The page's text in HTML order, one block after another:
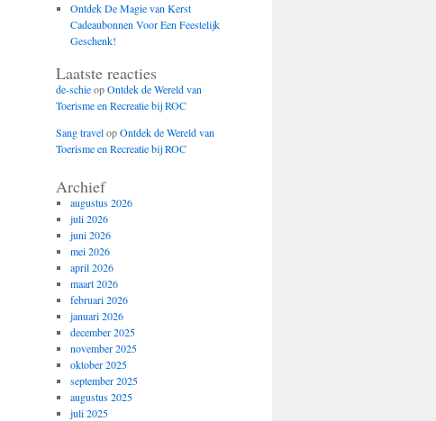
Ontdek De Magie van Kerst
Cadeaubonnen Voor Een Feestelijk
Geschenk!
Laatste reacties
de-schieopOntdek de Wereld van
Toerisme en Recreatie bij ROC
Sang travelopOntdek de Wereld van
Toerisme en Recreatie bij ROC
Archief
augustus 2026
juli 2026
juni 2026
mei 2026
april 2026
maart 2026
februari 2026
januari 2026
december 2025
november 2025
oktober 2025
september 2025
augustus 2025
juli 2025